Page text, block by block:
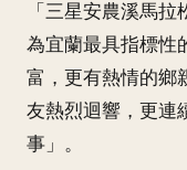
「三星安農溪馬
為宜蘭最具指標性
富，更有熱情的鄉
友熱烈迴響，更連
事」。